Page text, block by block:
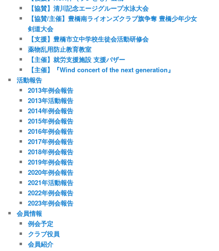
【協賛】清川記念エージグループ水泳大会
【協賛/主催】豊橋南ライオンズクラブ旗争奪 豊橋少年少女
剣道大会
【支援】豊橋市立中学校生徒会活動研修会
薬物乱用防止教育教室
【主催】就労支援施設 支援バザー
【主催】『Wind concert of the next generation』
活動報告
2013年例会報告
2013年活動報告
2014年例会報告
2015年例会報告
2016年例会報告
2017年例会報告
2018年例会報告
2019年例会報告
2020年例会報告
2021年活動報告
2022年例会報告
2023年例会報告
会員情報
例会予定
クラブ役員
会員紹介